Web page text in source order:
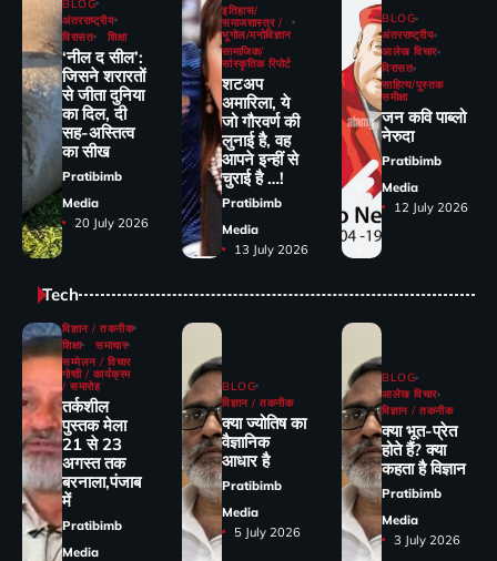
BLOG
अंतरराष्ट्रीय
विरासत
शिक्षा
‘नील द सील’:
जिसने शरारतों
से जीता दुनिया
का दिल, दी
सह-अस्तित्व
का सीख
Pratibimb
Media
20 July 2026
इतिहास/
समाजशास्त्र /
भूगोल/मनोविज्ञान
सामाजिक/
सांस्कृतिक रिपोर्ट
शटअप
अमारिला, ये
जो गौरवर्ण की
लुनाई है, वह
आपने इन्हीं से
चुराई है …!
Pratibimb
Media
13 July 2026
BLOG
अंतरराष्ट्रीय
आलेख विचार
विरासत
साहित्य/पुस्तक
समीक्षा
जन कवि पाब्लो
नेरुदा
Pratibimb
Media
12 July 2026
Tech
विज्ञान / तकनीक
शिक्षा
समाचार
सम्मेलन / विचार
गोष्ठी / कार्यक्रम
/ समारोह
तर्कशील
पुस्तक मेला
21 से 23
अगस्त तक
बरनाला,पंजाब
में
Pratibimb
Media
BLOG
विज्ञान / तकनीक
क्या ज्योतिष का
वैज्ञानिक
आधार है
Pratibimb
Media
5 July 2026
BLOG
आलेख विचार
विज्ञान / तकनीक
क्या भूत-प्रेत
होते हैं? क्या
कहता है विज्ञान
Pratibimb
Media
3 July 2026